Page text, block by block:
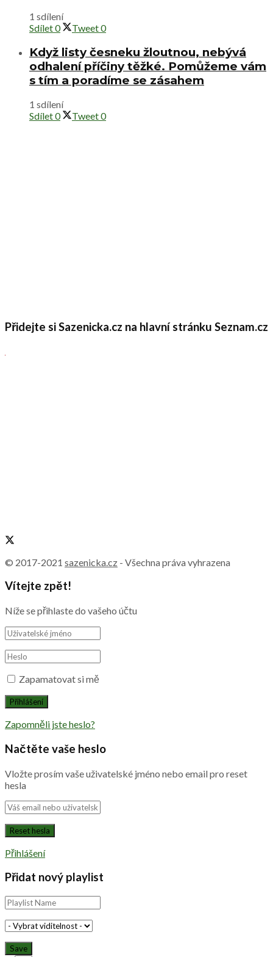
1 sdílení
Sdílet0 Tweet0
Když listy česneku žloutnou, nebývá
odhalení příčiny těžké. Pomůžeme vám
s tím a poradíme se zásahem
1 sdílení
Sdílet0 Tweet0
Přidejte si Sazenicka.cz na hlavní stránku Seznam.cz
© 2017-2021 sazenicka.cz - Všechna práva vyhrazena
Vítejte zpět!
Níže se přihlaste do vašeho účtu
Zapamatovat si mě
Zapomněli jste heslo?
Načtěte vaše heslo
Vložte prosím vaše uživatelské jméno nebo email pro reset
hesla
Přihlášení
Přidat nový playlist